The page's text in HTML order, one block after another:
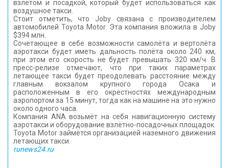
взлётом и посадкой, который будет использоваться как
воздушное такси.
Стоит отметить, что Joby связана с производителем
автомобилей Toyota Motor. Эта компания вложила в Joby
$394 млн.
Сочетающее в себе возможности самолёта и вертолёта
аэротакси будет иметь дальность полёта около 240 км,
при этом его скорость не будет превышать 320 км/ч. В
пресс-релизе отмечают, что при таких параметрах
летающее такси будет преодолевать расстояние между
главным вокзалом крупного города Осака и
расположенным в его окрестностях международным
аэропортом за 15 минут, тогда как на машине на это нужно
около одного часа.
Компания ANA возьмёт на себя навигационную систему
аэротакси и оборудование взлётно-посадочных площадок.
Toyota Motor займётся организацией наземного движения
летающих такси.
runews24.ru